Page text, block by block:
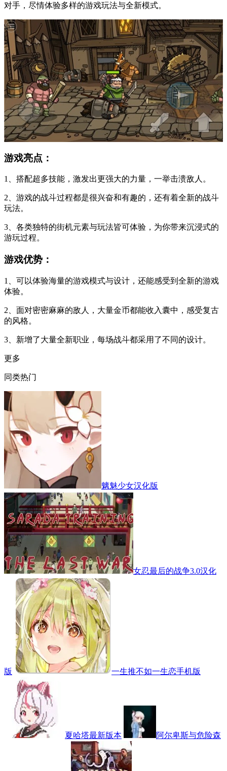
对手，尽情体验多样的游戏玩法与全新模式。
游戏亮点：
1、搭配超多技能，激发出更强大的力量，一举击溃敌人。
2、游戏的战斗过程都是很兴奋和有趣的，还有着全新的战斗
玩法。
3、各类独特的街机元素与玩法皆可体验，为你带来沉浸式的
游玩过程。
游戏优势：
1、可以体验海量的游戏模式与设计，还能感受到全新的游戏
体验。
2、面对密密麻麻的敌人，大量金币都能收入囊中，感受复古
的风格。
3、新增了大量全新职业，每场战斗都采用了不同的设计。
更多
同类热门
魑魅少女汉化版
女忍最后的战争3.0汉化
版 一生推不如一生恋手机版
夏哈塔最新版本 阿尔卑斯与危险森